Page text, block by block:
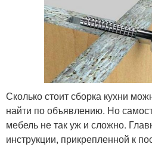
Сколько стоит сборка кухни
найти по объявлению. Но
мебель не так уж и сложно.
инструкции, прикрепленной к